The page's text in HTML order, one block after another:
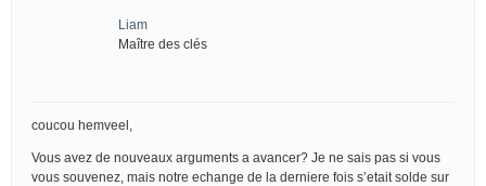
Liam
Maître des clés
coucou hemveel,
Vous avez de nouveaux arguments a avancer? Je ne sais pas si vous
vous souvenez, mais notre echange de la derniere fois s’etait solde sur